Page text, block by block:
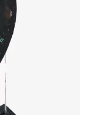
и
— это не
и уважения,
многих